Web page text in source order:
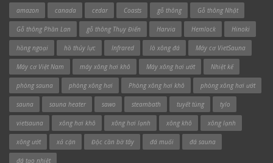
amazon canada cedar Coasts gỗ thông Gỗ thông Nhật
Gỗ thông Phần Lan gỗ thông Thụy Điển Harvia Hemlock Hinoki
hồng ngoại hồ thủy lực Infrared lò xông đá Máy cơ VietSauna
Máy cơ Việt Nam máy xông hơi khô Máy xông hơi ướt Nhiệt kế
phòng sauna phòng xông hơi Phòng xông hơi khô phòng xông hơi ướt
sauna sauna heater sawo steambath tuyết tùng tylo
vietsauna xông hơi khô xông hơi lạnh xông khô xông lạnh
xông ướt xả cặn Độc cần bờ tây đá muối đá sauna
đá tạo nhiệt